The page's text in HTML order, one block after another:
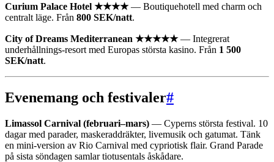
Curium Palace Hotel ★★★★— Boutiquehotell med charm och
centralt läge. Från 800 SEK/natt.
City of Dreams Mediterranean ★★★★★— Integrerat
underhållnings-resort med Europas största kasino. Från 1 500
SEK/natt.
Evenemang och festivaler#
Limassol Carnival (februari–mars) — Cyperns största festival. 10
dagar med parader, maskeraddräkter, livemusik och gatumat. Tänk
en mini-version av Rio Carnival med cypriotisk flair. Grand Parade
på sista söndagen samlar tiotusentals åskådare.